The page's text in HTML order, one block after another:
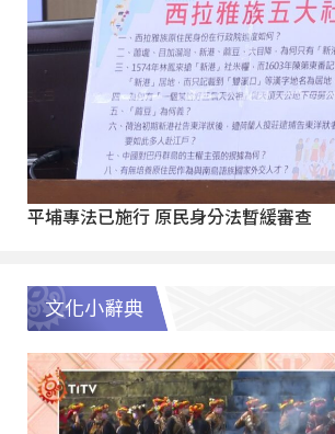
平埔專法已施行 原民身分法暫緩審查
文化小辭典